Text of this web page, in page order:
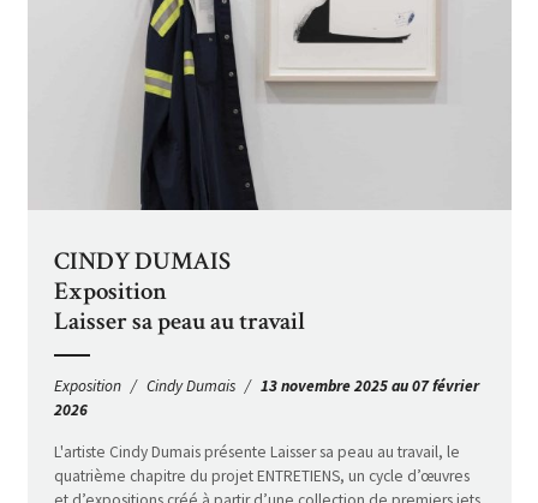
CINDY DUMAIS
Exposition
Laisser sa peau au travail
Exposition Cindy Dumais
13 novembre 2025 au 07 février
2026
L'artiste Cindy Dumais présente Laisser sa peau au travail, le
quatrième chapitre du projet ENTRETIENS, un cycle d’œuvres